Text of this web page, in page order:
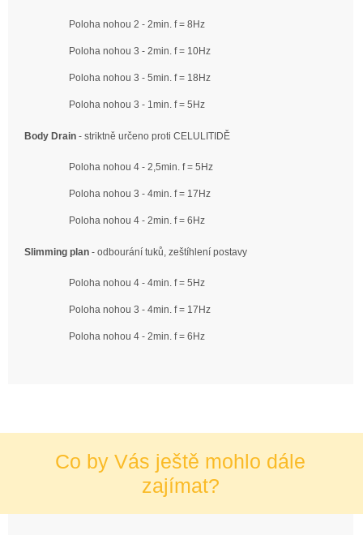
Poloha nohou 2 - 2min. f = 8Hz
Poloha nohou 3 - 2min. f = 10Hz
Poloha nohou 3 - 5min. f = 18Hz
Poloha nohou 3 - 1min. f = 5Hz
Body Drain - striktně určeno proti CELULITIDĚ
Poloha nohou 4 - 2,5min. f = 5Hz
Poloha nohou 3 - 4min. f = 17Hz
Poloha nohou 4 - 2min. f = 6Hz
Slimming plan - odbourání tuků, zeštíhlení postavy
Poloha nohou 4 - 4min. f = 5Hz
Poloha nohou 3 - 4min. f = 17Hz
Poloha nohou 4 - 2min. f = 6Hz
Co by Vás ještě mohlo dále
zajímat?